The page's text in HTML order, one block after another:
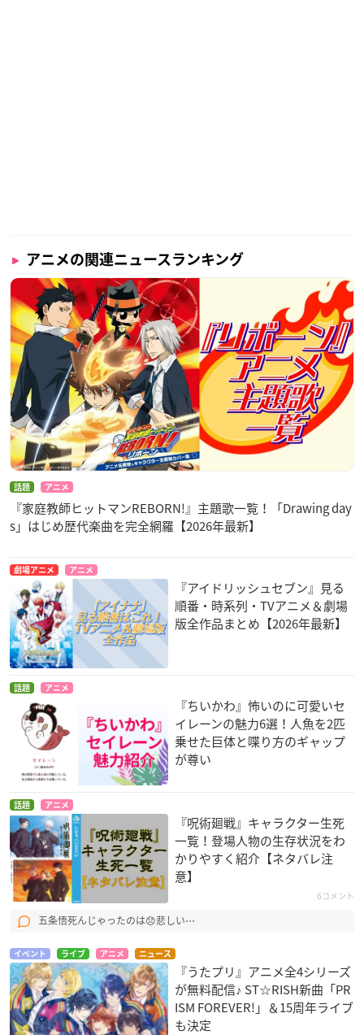
アニメの関連ニュースランキング
話題 アニメ
『家庭教師ヒットマンREBORN!』主題歌一覧！「Drawing day
s」はじめ歴代楽曲を完全網羅【2026年最新】
劇場アニメ アニメ
『アイドリッシュセブン』見る
順番・時系列・TVアニメ＆劇場
版全作品まとめ【2026年最新】
話題 アニメ
『ちいかわ』怖いのに可愛いセ
イレーンの魅力6選！人魚を2匹
乗せた巨体と喋り方のギャップ
が尊い
話題 アニメ
『呪術廻戦』キャラクター生死
一覧！登場人物の生存状況をわ
かりやすく紹介【ネタバレ注
意】
6コメント
五条悟死んじゃったのは😞悲しい⋯
イベント ライブ アニメ ニュース
『うたプリ』アニメ全4シリーズ
が無料配信♪ ST☆RISH新曲「PR
ISM FOREVER!」＆15周年ライブ
も決定